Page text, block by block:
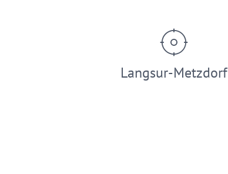
Langsur-Metzdorf